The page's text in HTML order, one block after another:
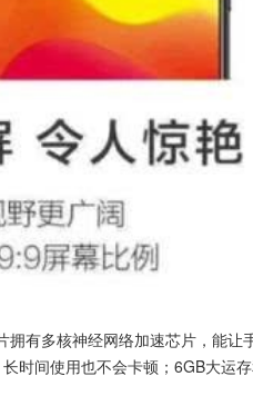
有多核神经网络加速芯片，能让
时间使用也不会卡顿；6GB大运